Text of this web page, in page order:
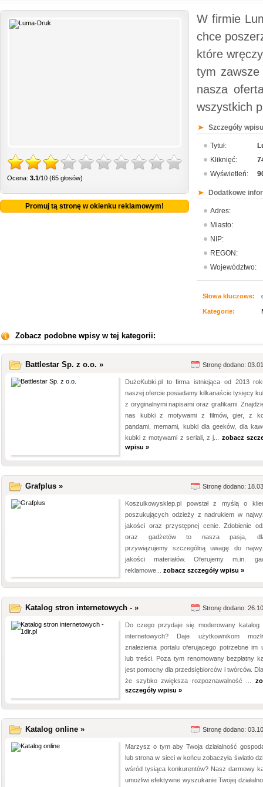
Ocena: 3.1/10 (65 głosów)
Promuj tą stronę w okienku reklamowym!
W firmie
chce
które
tym zawsze
nasza
wszystkich
Szczegóły
Tytuł:
Kliknięć:
Wyświetleń:
Dodatkowe
Adres:
Miasto:
NIP:
REGON:
Województwo:
Słowa kluczowe:
Kategorie:
Zobacz podobne wpisy w tej kategorii:
Battlestar Sp. z o.o. » Stronę dodano:
DużeKubki.pl to firma istniejąca od 2013
naszej ofercie posiadamy kilkanaście tysięcy
z oryginalnymi napisami oraz grafikami.
nas kubki z motywami z filmów, gier, z
pandami, memami, kubki dla geeków, dla
kubki z motywami z seriali, z j... zobacz
wpisu »
Grafplus » Stronę dodano:
Koszulkowysklep.pl powstał z myślą o
poszukujących odzieży z nadrukiem w
jakości oraz przystępnej cenie. Zdobienie
oraz gadżetów to nasza pasja,
przywiązujemy szczególną uwagę do
jakości materiałów. Oferujemy m.in.
reklamowe... zobacz szczegóły wpisu »
Katalog stron internetowych - » Stronę dodano:
Do czego przydaje się moderowany katalog
internetowych? Daje użytkownikom
znalezienia portalu oferującego potrzebne im
lub treści. Poza tym renomowany bezpłatny
jest pomocny dla przedsiębiorców i twórców.
że szybko zwiększa rozpoznawalność ...
szczegóły wpisu »
Katalog online » Stronę dodano:
Marzysz o tym aby Twoja działalność
lub strona w sieci w końcu zobaczyła światło
wśród tysiąca konkurentów? Nasz darmowy
umożliwi efektywne wyszukanie Twojej